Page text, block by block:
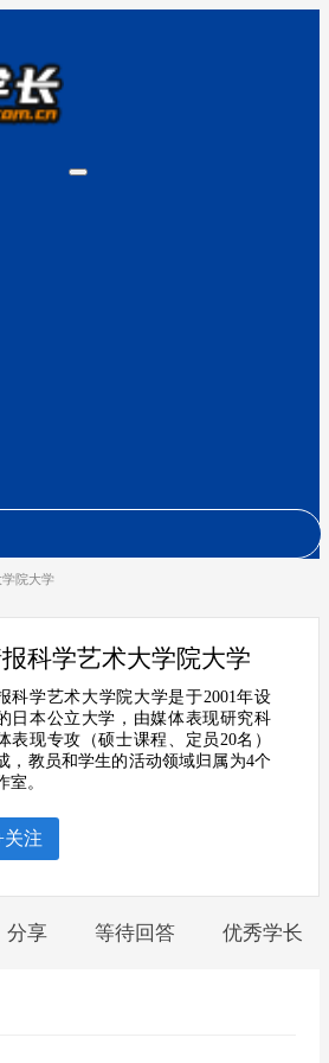
院大学
科学艺术大学院大学
科学艺术大学院大学是于2001年设
日本公立大学，由媒体表现研究科
表现专攻（硕士课程、定员20名）
，教员和学生的活动领域归属为4个
室。
关注
分享 等待回答 优秀学长